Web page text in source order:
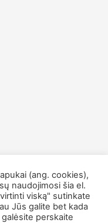
(ang. cookies),
naudojimosi šia el.
viską" sutinkate
Jūs galite bet kada
perskaite